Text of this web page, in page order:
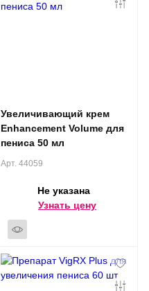
Увеличивающий крем
Enhancement Volume для
пениса 50 мл
Арт. 44059
Не указана
Узнать цену